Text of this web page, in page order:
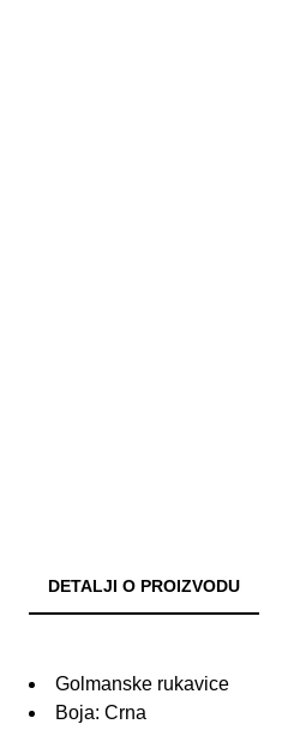
DETALJI O PROIZVODU
Golmanske rukavice
Boja: Crna